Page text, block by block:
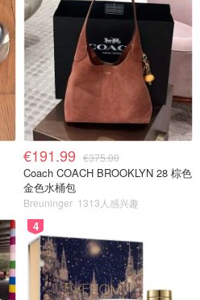
€191.99 €375.00
Coach COACH BROOKLYN 28 棕色
金色水桶包
Breuninger 1313人感兴趣
4